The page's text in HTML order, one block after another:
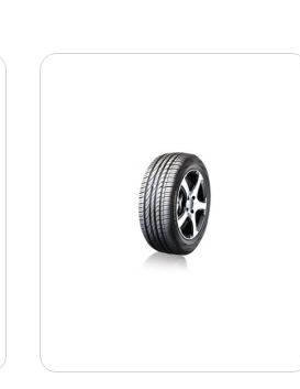
MAX 4X4
(HP)